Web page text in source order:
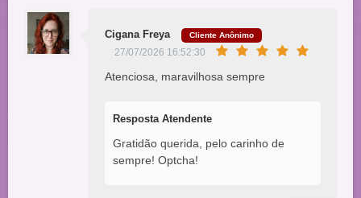
Cigana Freya Cliente Anônimo
27/07/2026 16:52:30
Atenciosa, maravilhosa sempre
Resposta Atendente
Gratidão querida, pelo carinho de
sempre! Optcha!